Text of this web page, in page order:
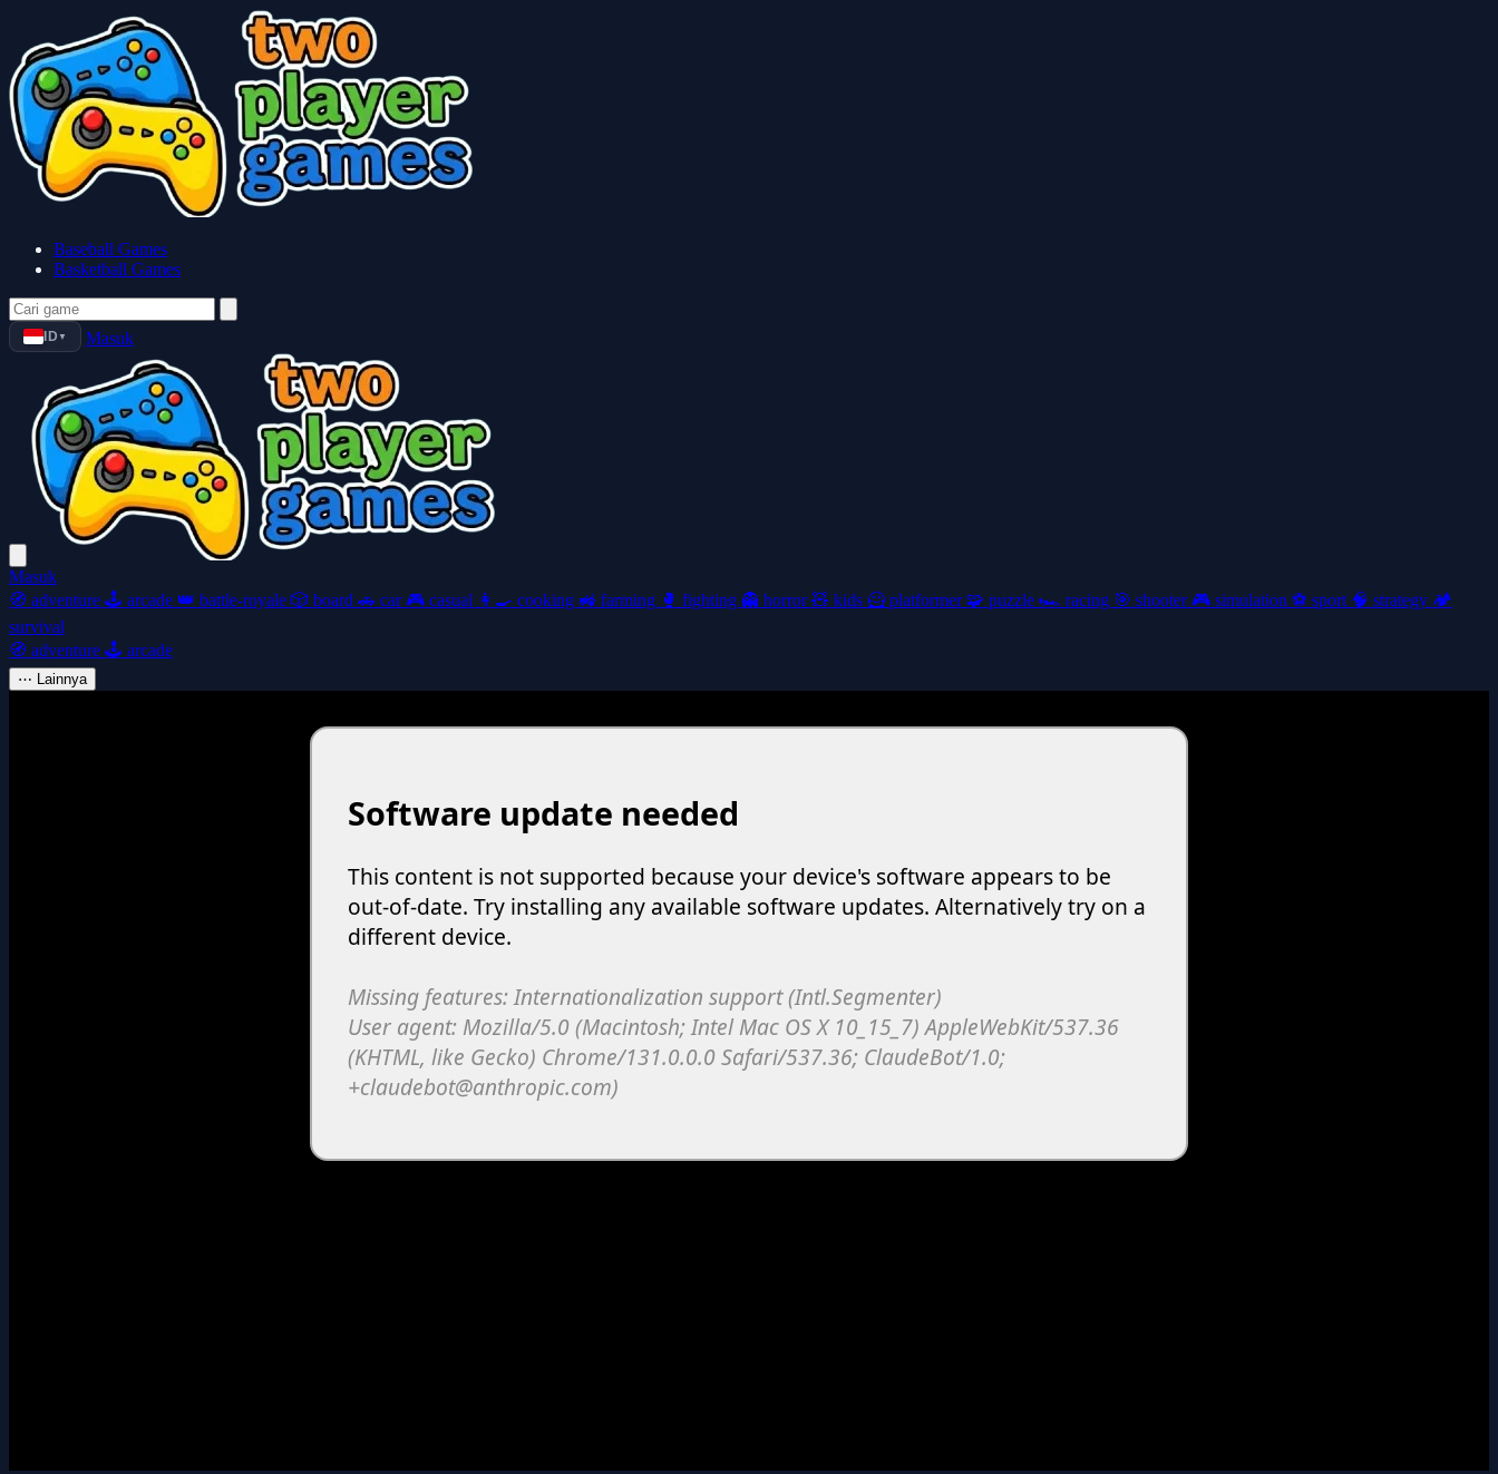
Baseball Games
Basketball Games
ID ▼ Masuk
Masuk
🧭 adventure 🕹️ arcade 👑 battle-royale 🎲 board 🚗 car 🎮 casual 👩‍🍳 cooking 🚜 farming 🥊 fighting 👻 horror🧸 kids 🦸 platformer 🧩 puzzle 🏎️ racing 🎯 shooter 🎮 simulation ⚽ sport 🧠 strategy 🏕️
survival
🧭 adventure 🕹️ arcade
⋯ Lainnya